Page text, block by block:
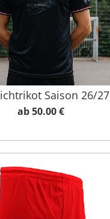
Saison 26/27
ab 50.00 €